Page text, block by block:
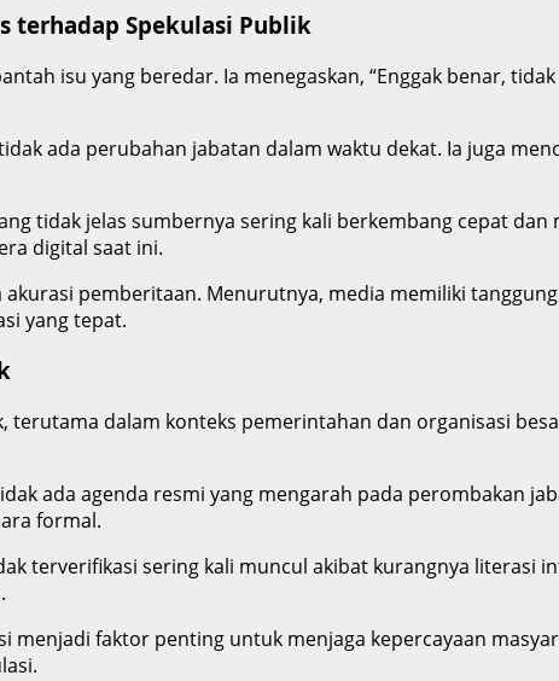
terhadap Spekulasi Publik
isu yang beredar. Ia menegaskan, “Enggak benar,
ada perubahan jabatan dalam waktu dekat. Ia juga
tidak jelas sumbernya sering kali berkembang cepat
digital saat ini.
pemberitaan. Menurutnya, media memiliki
yang tepat.
dalam konteks pemerintahan dan organisasi
ada agenda resmi yang mengarah pada perombakan
formal.
terverifikasi sering kali muncul akibat kurangnya literasi
faktor penting untuk menjaga kepercayaan